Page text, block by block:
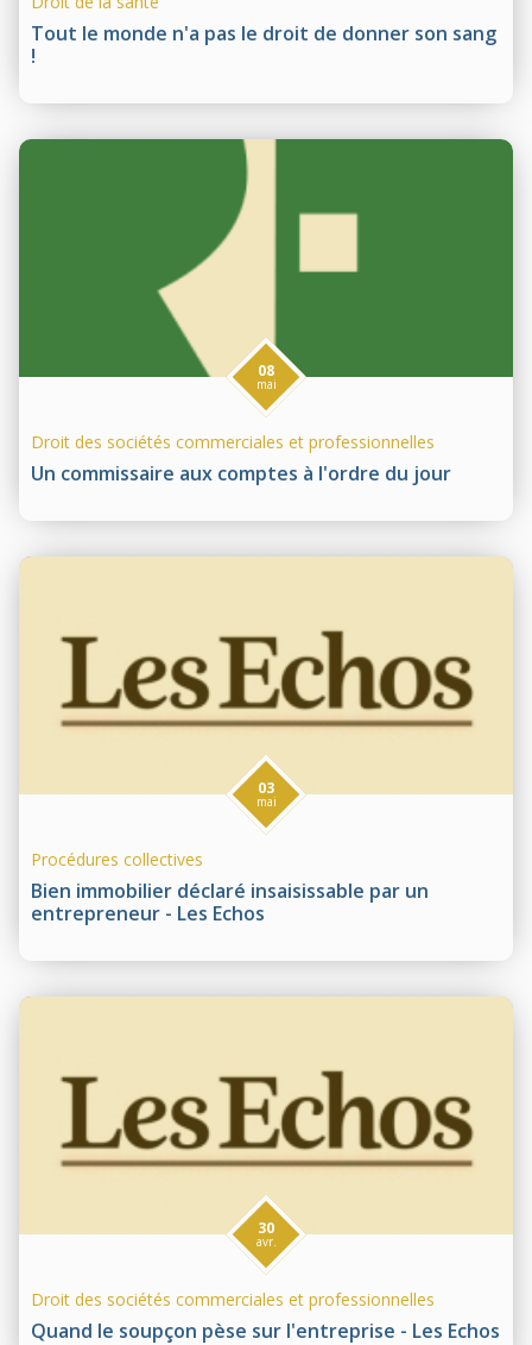
Tout le monde n'a pas le droit de donner son sang
!
Un commissaire aux comptes à l'ordre du jour
08
mai
Droit des sociétés commerciales et professionnelles
Bien immobilier déclaré insaisissable par un
entrepreneur - Les Echos
03
mai
Procédures collectives
Quand le soupçon pèse sur l'entreprise - Les Echos
30
avr.
Droit des sociétés commerciales et professionnelles